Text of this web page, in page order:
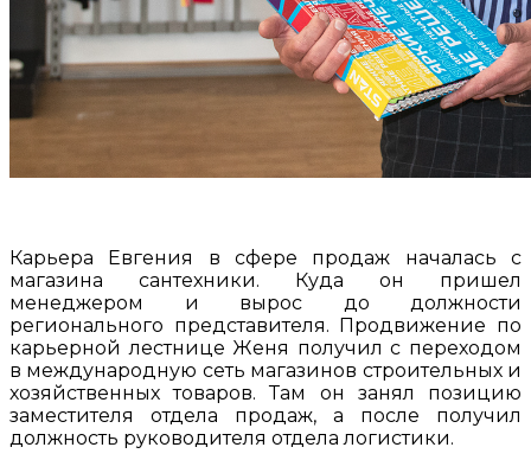
Карьера Евгения в сфере продаж началась с
магазина сантехники. Куда он пришел
менеджером и вырос до должности
регионального представителя. Продвижение по
карьерной лестнице Женя получил с переходом
в международную сеть магазинов строительных и
хозяйственных товаров. Там он занял позицию
заместителя отдела продаж, а после получил
должность руководителя отдела логистики.